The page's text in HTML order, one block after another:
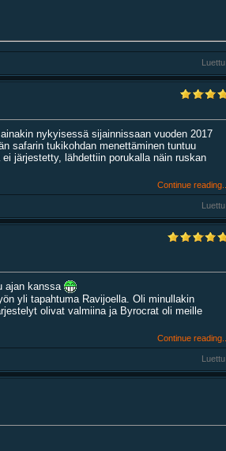
Luettu
nykyisessä sijainnissaan vuoden 2017
safarin tukikohdan menettäminen tuntuu
järjestetty, lähdettiin porukalla näin ruskan
Continue reading...
Luettu
ajan kanssa
yli tapahtuma Ravijoella. Oli minullakin
olivat valmiina ja Byrocrat oli meille
Continue reading...
Luettu